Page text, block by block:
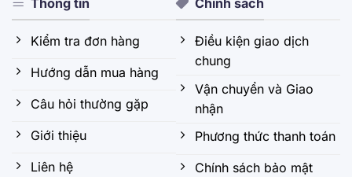
Kiểm tra đơn hàng
Hướng dẫn mua hàng
Câu hỏi thường gặp
Giới thiệu
Liên hệ
Điều kiện giao dịch
chung
Vận chuyển và Giao
nhận
Phương thức thanh toán
Chính sách bảo mật